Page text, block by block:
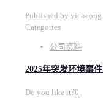
Published by yicheong
Categories
公司资料
2025年突发环境事
Do you like it?0